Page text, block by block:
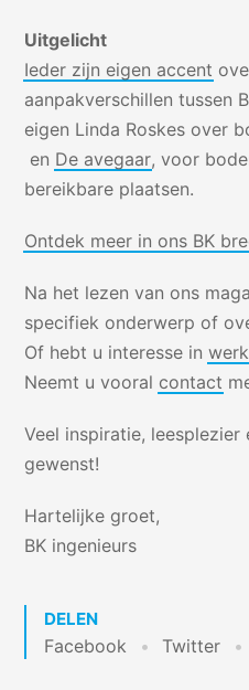
Uitgelicht
Ieder zijn eigen accent
aanpakverschillen tussen
eigen Linda Roskes over
en De avegaar, voor
bereikbare plaatsen.
Ontdek meer in ons BK
Na het lezen van ons
specifiek onderwerp of
Of hebt u interesse in
Neemt u vooral contact
Veel inspiratie, leesplezier
gewenst!
Hartelijke groet,
BK ingenieurs
DELEN
Facebook Twitter